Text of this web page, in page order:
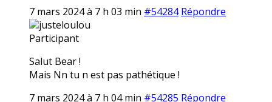
7 mars 2024 à 7 h 03 min #54284 Répondre
justeloulou
Participant
Salut Bear !
Mais Nn tu n est pas pathétique !
7 mars 2024 à 7 h 04 min #54285 Répondre